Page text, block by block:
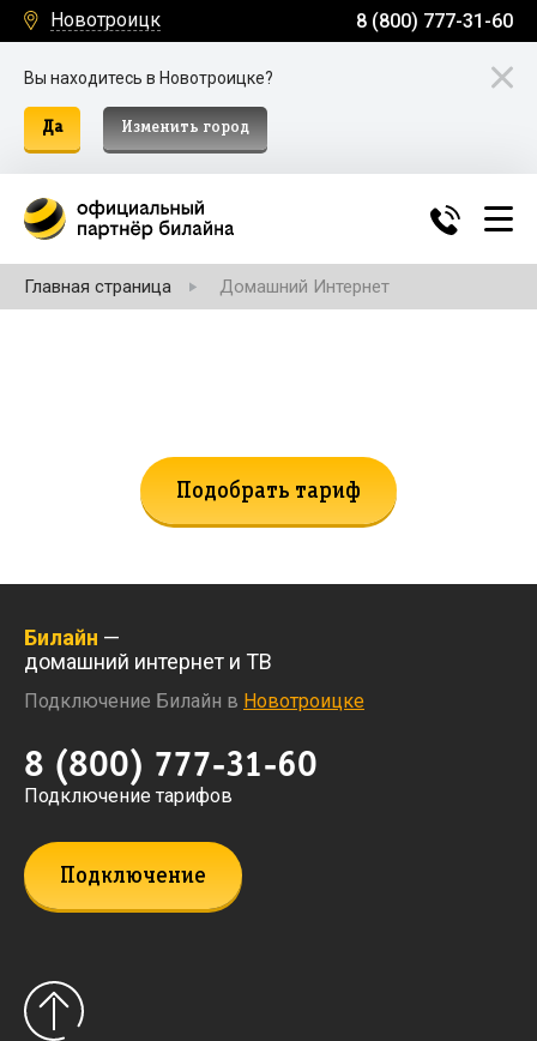
Новотроицк 8 (800) 777-31-60
Вы находитесь в Новотроицке?
Да Изменить город
Главная страница Домашний Интернет
Подобрать тариф
Билайн —
домашний интернет и ТВ
Подключение Билайн в Новотроицке
8 (800) 777-31-60
Подключение тарифов
Подключение